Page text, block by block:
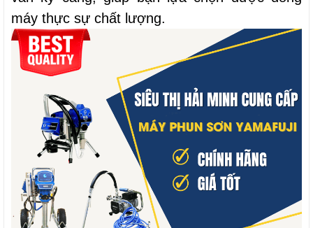
máy thực sự chất lượng.